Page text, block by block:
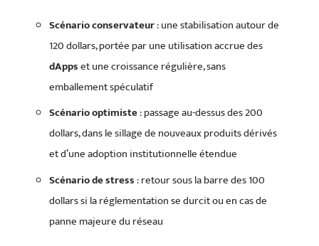
Scénario conservateur: une stabilisation autour de
120 dollars, portée par une utilisation accrue des
dAppset une croissance régulière, sans
emballement spéculatif
Scénario optimiste: passage au-dessus des 200
dollars, dans le sillage de nouveaux produits dérivés
et d’une adoption institutionnelle étendue
Scénario de stress: retour sous la barre des 100
dollars si la réglementation se durcit ou en cas de
panne majeure du réseau